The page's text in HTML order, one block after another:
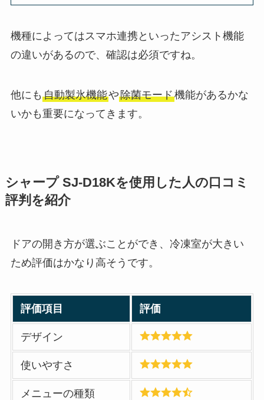
機種によってはスマホ連携といったアシスト機能
の違いがあるので、確認は必須ですね。
他にも 自動製氷機能や除菌モード機能があるかな
いかも重要になってきます。
シャープ SJ-D18Kを使用した人の口コミ
評判を紹介
ドアの開き方が選ぶことができ、冷凍室が大きい
ため評価はかなり高そうです。
評価項目 評価
デザイン
使いやすさ
メニューの種類